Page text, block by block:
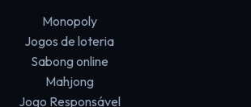
Monopoly
Jogos de loteria
Sabong online
Mahjong
Jogo Responsável